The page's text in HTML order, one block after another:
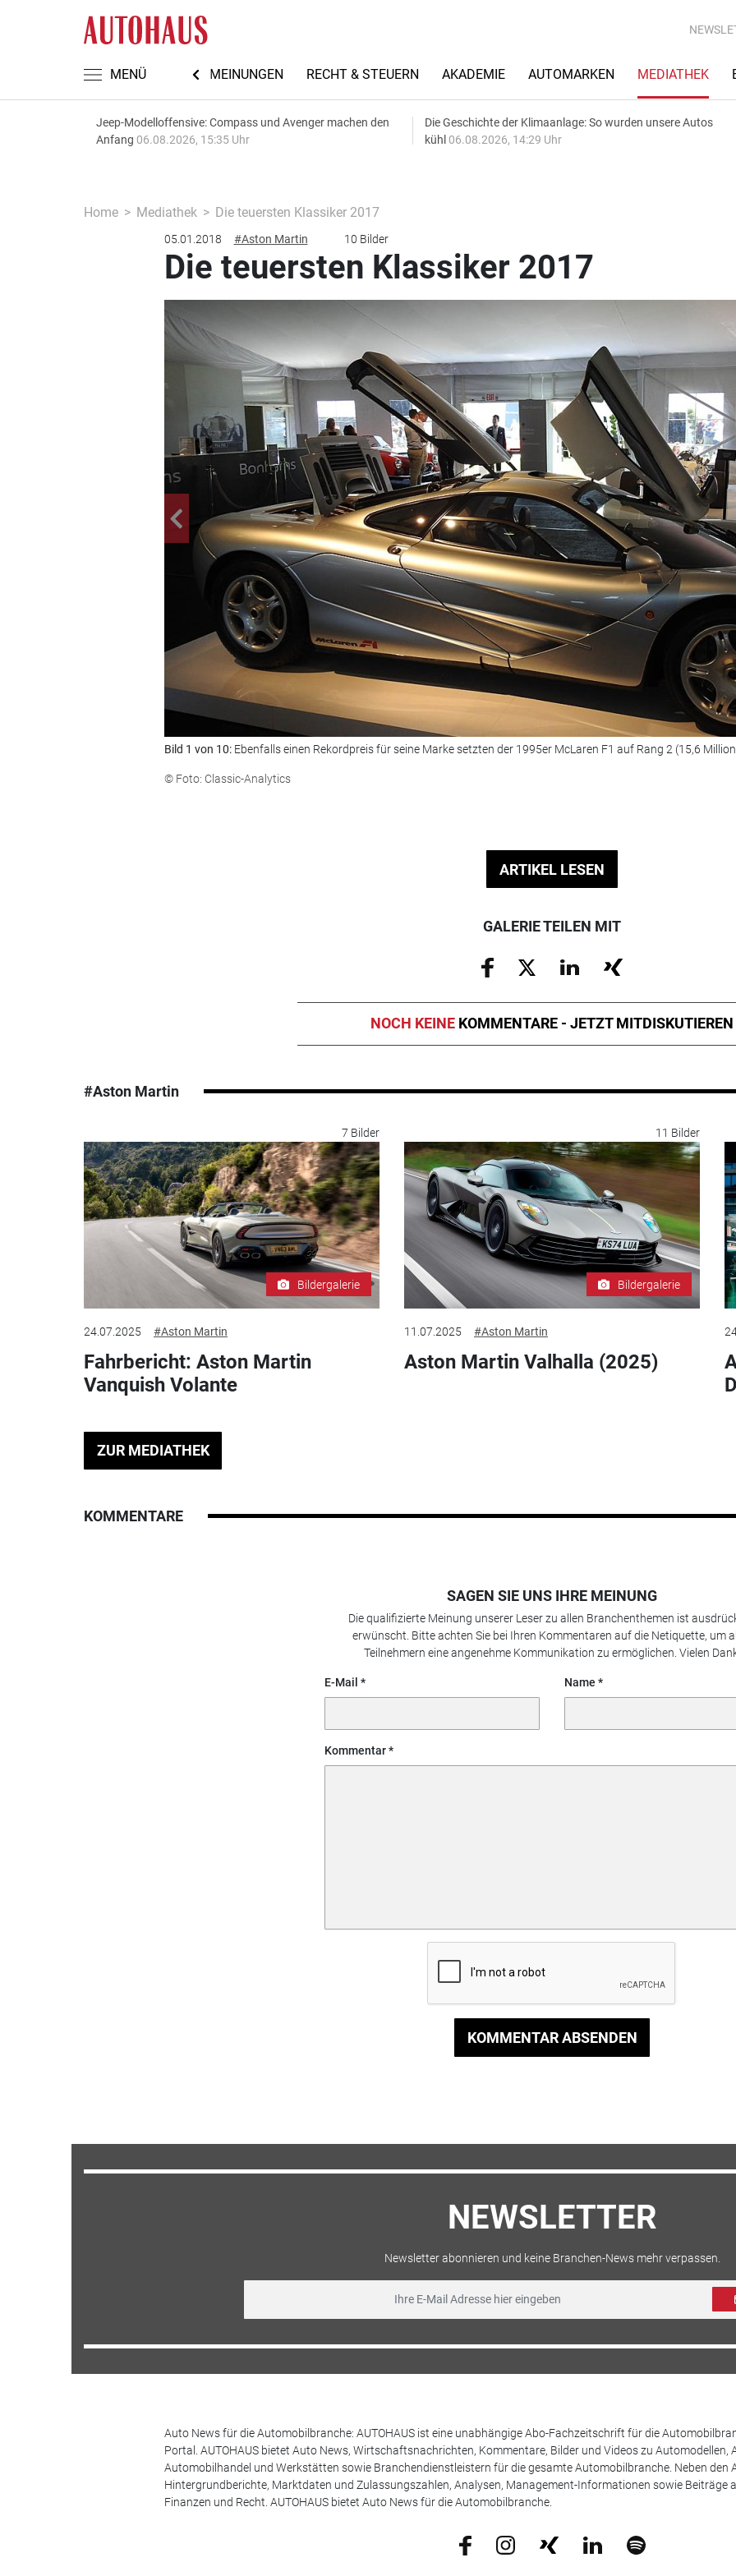
MENÜ
AUTOMECHANIKA 2026 MEINUNGEN RECHT & STEUERN AKADEMIE AUTOMARKEN MEDIATHEK
Jeep-Modelloffensive: Compass und Avenger machen den
Anfang 06.08.2026, 15:35 Uhr
Die Geschichte der Klimaanlage: So wurden unsere Autos
kühl 06.08.2026, 14:29 Uhr
Home Mediathek Die teuersten Klassiker 2017
05.01.2018 #Aston Martin 10 Bilder
Die teuersten Klassiker 2017
Bild 1 von 10: Ebenfalls einen Rekordpreis für seine Marke setzten der 1995er McLaren F1 auf Rang 2 (15,6
© Foto: Classic-Analytics
ARTIKEL LESEN
GALERIE TEILEN MIT
NOCH KEINE KOMMENTARE - JETZT MITDISKUTIEREN
#Aston Martin
7 Bilder
Bildergalerie
24.07.2025 #Aston Martin
Fahrbericht: Aston Martin
Vanquish Volante
11 Bilder
Bildergalerie
11.07.2025 #Aston Martin
Aston Martin Valhalla (2025)
ZUR MEDIATHEK
KOMMENTARE
SAGEN SIE UNS IHRE MEINUNG
Die qualifizierte Meinung unserer Leser zu allen Branchenthemen ist
erwünscht. Bitte achten Sie bei Ihren Kommentaren auf die Netiquette, um
Teilnehmern eine angenehme Kommunikation zu ermöglichen. Vielen
E-Mail Name
Kommentar
KOMMENTAR ABSENDEN
NEWSLETTER
Newsletter abonnieren und keine Branchen-News mehr verpassen.
Auto News für die Automobilbranche: AUTOHAUS ist eine unabhängige Abo-Fachzeitschrift für die
Portal. AUTOHAUS bietet Auto News, Wirtschaftsnachrichten, Kommentare, Bilder und Videos zu
Automobilhandel und Werkstätten sowie Branchendienstleistern für die gesamte Automobilbranche. Neben den
Hintergrundberichte, Marktdaten und Zulassungszahlen, Analysen, Management-Informationen sowie Beiträge
Finanzen und Recht. AUTOHAUS bietet Auto News für die Automobilbranche.